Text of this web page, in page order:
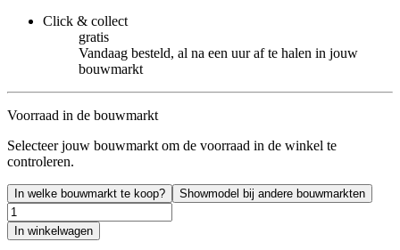
Click & collect
gratis
Vandaag besteld, al na een uur af te halen in jouw
bouwmarkt
Voorraad in de bouwmarkt
Selecteer jouw bouwmarkt om de voorraad in de winkel te
controleren.
In welke bouwmarkt te koop? Showmodel bij andere bouwmarkten
In winkelwagen